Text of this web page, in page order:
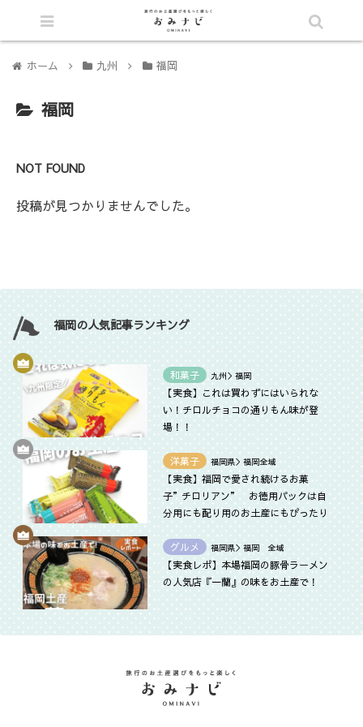
ホーム 九州 福岡
福岡
NOT FOUND
投稿が見つかりませんでした。
福岡の人気記事ランキング
和菓子 九州＞福岡
【実食】これは買わずにはいられな
い！チロルチョコの通りもん味が登
場！！
洋菓子 福岡県＞福岡全域
【実食】福岡で愛され続けるお菓
子”チロリアン” お徳用パックは自
分用にも配り用のお土産にもぴったり
グルメ 福岡県＞福岡 全域
【実食レポ】本場福岡の豚骨ラーメン
の人気店『一蘭』の味をお土産で！
シェア